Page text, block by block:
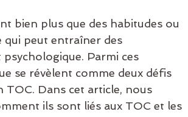
bien plus que des habitudes ou
qui peut entraîner des
Parmi ces
se révèlent comme deux défis
TOC. Dans cet article, nous
ils sont liés aux TOC et les